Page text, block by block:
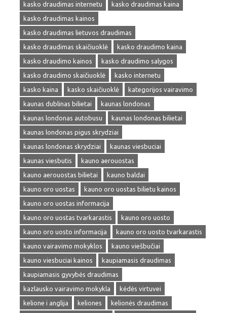
kasko draudimas internetu
kasko draudimas kaina
kasko draudimas kainos
kasko draudimas lietuvos draudimas
kasko draudimas skaičiuoklė
kasko draudimo kaina
kasko draudimo kainos
kasko draudimo salygos
kasko draudimo skaičiuoklė
kasko internetu
kasko kaina
kasko skaičiuoklė
kategorijos vairavimo
kaunas dublinas bilietai
kaunas londonas
kaunas londonas autobusu
kaunas londonas bilietai
kaunas londonas pigus skrydziai
kaunas londonas skrydziai
kaunas viesbuciai
kaunas viesbutis
kauno aerouostas
kauno aerouostas bilietai
kauno baldai
kauno oro uostas
kauno oro uostas bilietu kainos
kauno oro uostas informacija
kauno oro uostas tvarkarastis
kauno oro uosto
kauno oro uosto informacija
kauno oro uosto tvarkarastis
kauno vairavimo mokyklos
kauno viešbučiai
kauno viesbuciai kainos
kaupiamasis draudimas
kaupiamasis gyvybės draudimas
kazlausko vairavimo mokykla
kėdės virtuvei
kelione i anglija
keliones
kelionės draudimas